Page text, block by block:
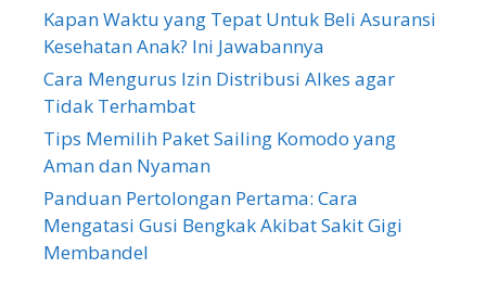
Kapan Waktu yang Tepat Untuk Beli Asuransi
Kesehatan Anak? Ini Jawabannya
Cara Mengurus Izin Distribusi Alkes agar
Tidak Terhambat
Tips Memilih Paket Sailing Komodo yang
Aman dan Nyaman
Panduan Pertolongan Pertama: Cara
Mengatasi Gusi Bengkak Akibat Sakit Gigi
Membandel